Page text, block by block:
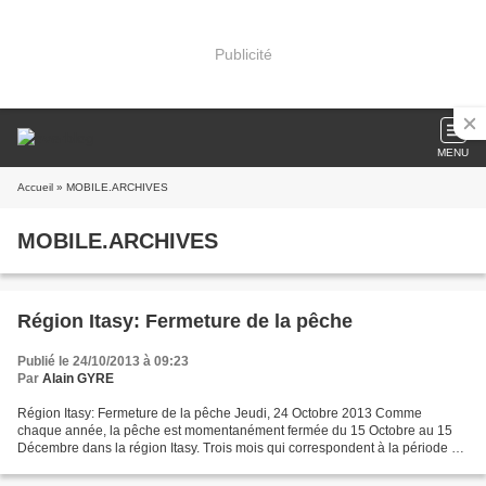
Publicité
MENU
Accueil » MOBILE.ARCHIVES
MOBILE.ARCHIVES
Région Itasy: Fermeture de la pêche
Publié le 24/10/2013 à 09:23
Par Alain GYRE
Région Itasy: Fermeture de la pêche Jeudi, 24 Octobre 2013 Comme
chaque année, la pêche est momentanément fermée du 15 Octobre au 15
Décembre dans la région Itasy. Trois mois qui correspondent à la période de